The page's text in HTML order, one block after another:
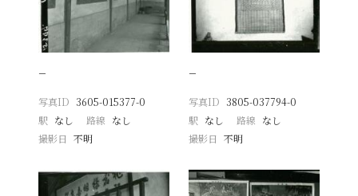
−
写真ID 3605-015377-0
駅 なし 路線 なし
撮影日
不明
−
写真ID 3805-037794-0
駅 なし 路線 なし
撮影日 不明